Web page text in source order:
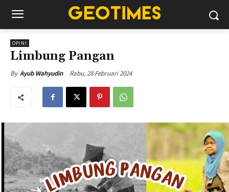
OPINI
Limbung Pangan
By Ayub Wahyudin Rabu, 28 Februari 2024